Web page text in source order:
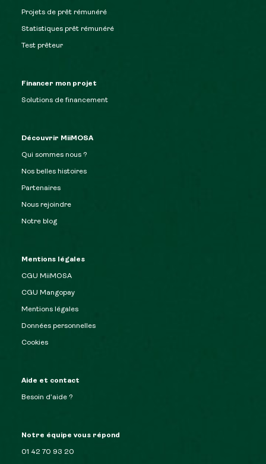
Projets de prêt rémunéré
Statistiques prêt rémunéré
Test prêteur
Financer mon projet
Solutions de financement
Découvrir MiiMOSA
Qui sommes nous ?
Nos belles histoires
Partenaires
Nous rejoindre
Notre blog
Mentions légales
CGU MiiMOSA
CGU Mangopay
Mentions légales
Données personnelles
Cookies
Aide et contact
Besoin d’aide ?
Notre équipe vous répond
01 42 70 93 20